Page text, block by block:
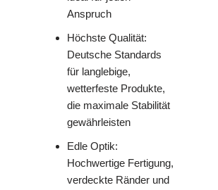
Anspruch
Höchste Qualität:
Deutsche Standards
für langlebige,
wetterfeste Produkte,
die maximale Stabilität
gewährleisten
Edle Optik:
Hochwertige Fertigung,
verdeckte Ränder und